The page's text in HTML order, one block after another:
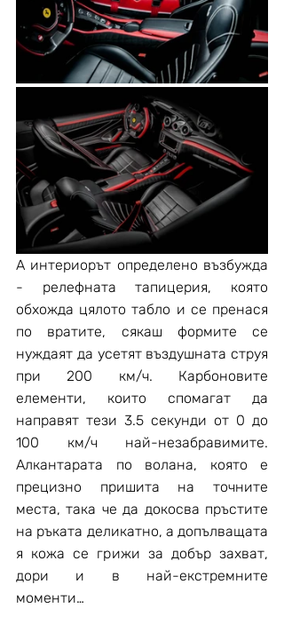
А интериорът определено възбужда
- релефната тапицерия, която
обхожда цялото табло и се пренася
по вратите, сякаш формите се
нуждаят да усетят въздушната струя
при 200 км/ч. Карбоновите
елементи, които спомагат да
направят тези 3.5 секунди от 0 до
100 км/ч най-незабравимите.
Алкантарата по волана, която е
прецизно пришита на точните
места, така че да докосва пръстите
на ръката деликатно, а допълващата
я кожа се грижи за добър захват,
дори и в най-екстремните
моменти…